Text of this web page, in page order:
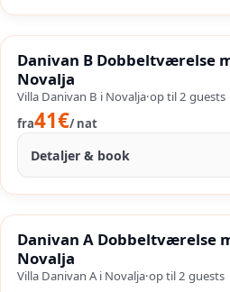
SALES
OP TIL −35%
Danivan B Dobbeltværelse
Novalja
Villa Danivan B i Novalja·op til2 guests
fra41€/nat
Detaljer & book
SALES
OP TIL −26%
Danivan A Dobbeltværelse
Novalja
Villa Danivan A i Novalja·op til2 guests